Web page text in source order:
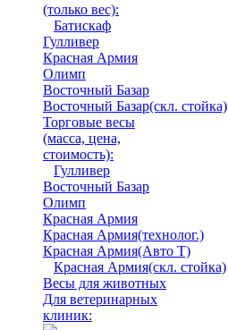
(только вес):
Батискаф
Гулливер
Красная Армия
Олимп
Восточный Базар
Восточный Базар(скл. стойка)
Торговые весы
(масса, цена,
стоимость):
Гулливер
Восточный Базар
Олимп
Красная Армия
Красная Армия(технолог.)
Красная Армия(Авто Т)
Красная Армия(скл. стойка)
Весы для животных
Для ветеринарных
клиник: